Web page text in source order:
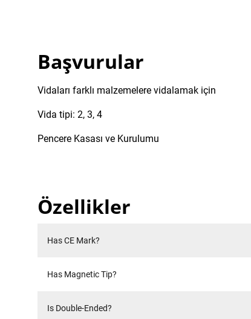
Başvurular
Vidaları farklı malzemelere vidalamak için
Vida tipi: 2, 3, 4
Pencere Kasası ve Kurulumu
Özellikler
Has CE Mark?
Has Magnetic Tip?
Is Double-Ended?